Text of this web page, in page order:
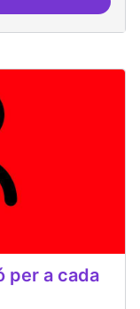
Comunitat
per a cada